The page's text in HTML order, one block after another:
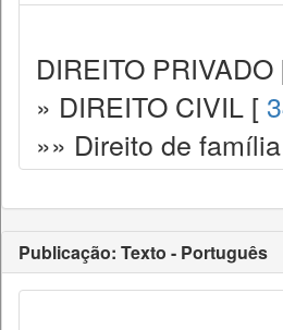
DIREITO PRIVADO
» DIREITO CIVIL [
»» Direito de
Publicação: Texto - Português